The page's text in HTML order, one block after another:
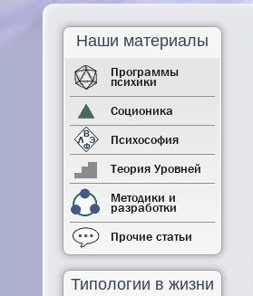
Наши материалы
Программы
психики
Соционика
Психософия
Теория Уровней
Методики и
разработки
Прочие статьи
Типологии в жизни